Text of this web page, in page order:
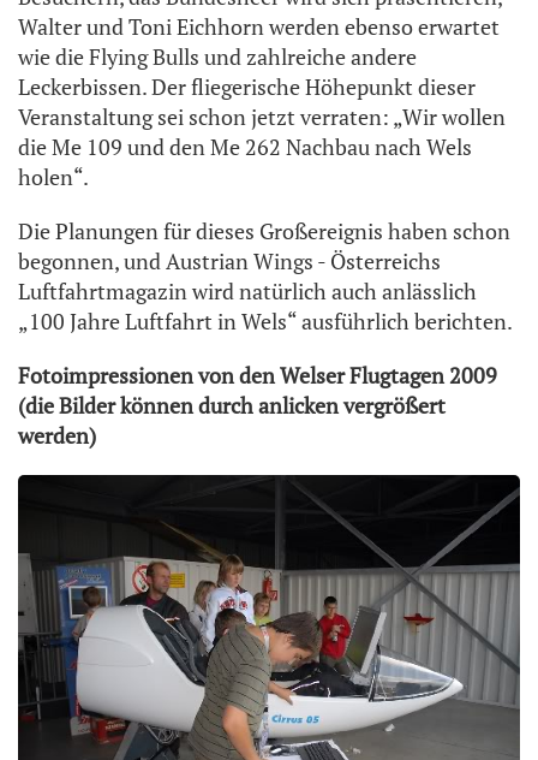
Walter und Toni Eichhorn werden ebenso erwartet
wie die Flying Bulls und zahlreiche andere
Leckerbissen. Der fliegerische Höhepunkt dieser
Veranstaltung sei schon jetzt verraten: „Wir wollen
die Me 109 und den Me 262 Nachbau nach Wels
holen“.
Die Planungen für dieses Großereignis haben schon
begonnen, und Austrian Wings - Österreichs
Luftfahrtmagazin wird natürlich auch anlässlich
„100 Jahre Luftfahrt in Wels“ ausführlich berichten.
Fotoimpressionen von den Welser Flugtagen 2009
(die Bilder können durch anlicken vergrößert
werden)